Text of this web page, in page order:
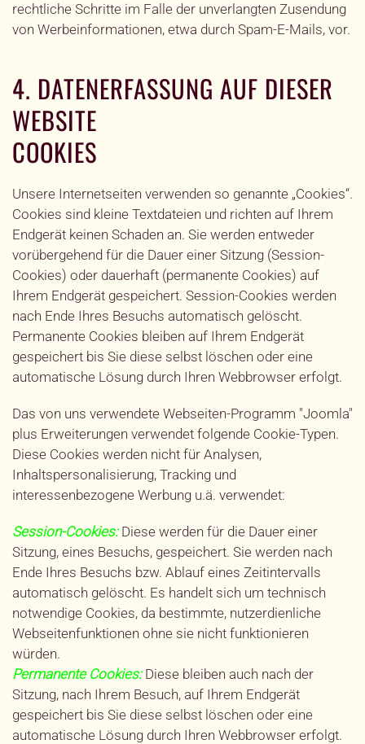
rechtliche Schritte im Falle der unverlangten Zusendung
von Werbeinformationen, etwa durch Spam-E-Mails, vor.
4. DATENERFASSUNG AUF DIESER
WEBSITE
COOKIES
Unsere Internetseiten verwenden so genannte „Cookies“.
Cookies sind kleine Textdateien und richten auf Ihrem
Endgerät keinen Schaden an. Sie werden entweder
vorübergehend für die Dauer einer Sitzung (Session-
Cookies) oder dauerhaft (permanente Cookies) auf
Ihrem Endgerät gespeichert. Session-Cookies werden
nach Ende Ihres Besuchs automatisch gelöscht.
Permanente Cookies bleiben auf Ihrem Endgerät
gespeichert bis Sie diese selbst löschen oder eine
automatische Lösung durch Ihren Webbrowser erfolgt.
Das von uns verwendete Webseiten-Programm "Joomla"
plus Erweiterungen verwendet folgende Cookie-Typen.
Diese Cookies werden nicht für Analysen,
Inhaltspersonalisierung, Tracking und
interessenbezogene Werbung u.ä. verwendet:
Session-Cookies: Diese werden für die Dauer einer
Sitzung, eines Besuchs, gespeichert. Sie werden nach
Ende Ihres Besuchs bzw. Ablauf eines Zeitintervalls
automatisch gelöscht. Es handelt sich um technisch
notwendige Cookies, da bestimmte, nutzerdienliche
Webseitenfunktionen ohne sie nicht funktionieren
würden.
Permanente Cookies:Diese bleiben auch nach der
Sitzung, nach Ihrem Besuch, auf Ihrem Endgerät
gespeichert bis Sie diese selbst löschen oder eine
automatische Lösung durch Ihren Webbrowser erfolgt.